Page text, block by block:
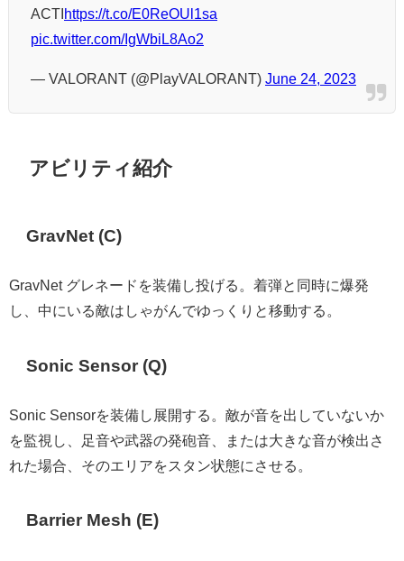
ACTI https://t.co/E0ReOUl1sa
pic.twitter.com/IgWbiL8Ao2
— VALORANT (@PlayVALORANT) June 24, 2023
アビリティ紹介
GravNet (C)
GravNet グレネードを装備し投げる。着弾と同時に爆発
し、中にいる敵はしゃがんでゆっくりと移動する。
Sonic Sensor (Q)
Sonic Sensorを装備し展開する。敵が音を出していないか
を監視し、足音や武器の発砲音、または大きな音が検出さ
れた場合、そのエリアをスタン状態にさせる。
Barrier Mesh (E)